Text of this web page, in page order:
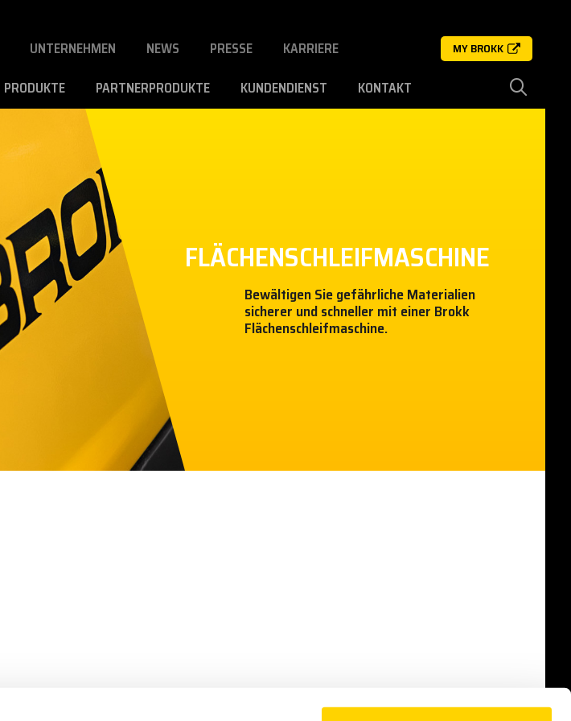
UNTERNEHMEN NEWS PRESSE KARRIERE MY BROKK
PRODUKTE PARTNERPRODUKTE KUNDENDIENST KONTAKT
FLÄCHENSCHLEIFMASCHINE
Bewältigen Sie gefährliche Materialien
sicherer und schneller mit einer Brokk
Flächenschleifmaschine.